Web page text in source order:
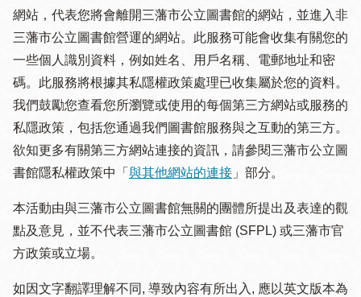
網站，代表您將會離開三藩市公立圖書館的網站，並進入非
三藩市公立圖書館營運的網站。此服務可能會收集有關您的
一些個人識別資料，例如姓名、用戶名稱、電郵地址和密
碼。此服務將根據其私隱權政策處理已收集屬於您的資料。
我們鼓勵您查看您所瀏覽或使用的每個第三方網站或服務的
私隱政策，包括您通過我們圖書館服務與之互動的第三方。
欲知更多有關第三方網站連接的資訊，請參閱三藩市公立圖
書館隱私權政策中「 與其他網站的連接 」部分。
本活動由與三藩市公立圖書館無關的團體所提出及表達的觀
點及意見，並不代表三藩市公立圖書館 (SFPL) 或三藩市官
方政策或立場。
如因文字翻譯理解不同, 導致內容有所出入, 應以英文版本為